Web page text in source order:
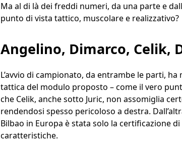
Ma al di là dei freddi numeri, da una parte e
punto di vista tattico, muscolare e realizzativo?
Angelino, Dimarco, Celik,
L’avvio di campionato, da entrambe le parti,
tattica del modulo proposto – come il vero
che Celik, anche sotto Juric, non assomiglia
rendendosi spesso pericoloso a destra.
Bilbao in Europa è stata solo la certificazione
caratteristiche.